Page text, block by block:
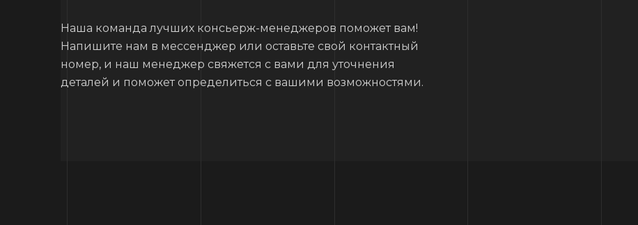
Наша команда лучших консьерж-менеджеров поможет вам!
Напишите нам в мессенджер или оставьте свой контактный
номер, и наш менеджер свяжется с вами для уточнения
деталей и поможет определиться с вашими возможностями.